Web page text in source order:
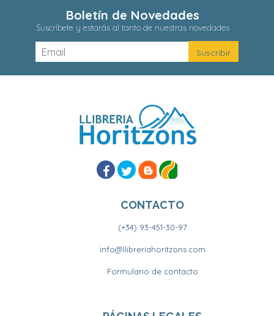
Boletín de Novedades
Suscríbete y estarás al tanto de nuestras novedades
CONTACTO
(+34) 93-451-30-97
info@llibreriahoritzons.com
Formulario de contacto